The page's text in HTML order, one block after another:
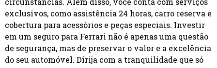
exclusivos, como assistência 24 horas, carro reserva e
cobertura para acessórios e peças especiais. Investir
em um seguro para Ferrari não é apenas uma questão
de segurança, mas de preservar o valor e a excelência
do seu automóvel. Dirija com a tranquilidade que só